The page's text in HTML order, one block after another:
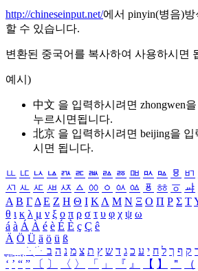
http://chineseinput.net/에서 pinyin(병음)
할 수 있습니다.
변환된 중국어를 복사하여 사용하시면
예시)
中文 을 입력하시려면 zhongwen
누르시면됩니다.
北京 을 입력하시려면 beijing을 입
시면 됩니다.
ㅥ ㅦ ㅧ ㅨ ㅩ ㅪ ㅫ ㅬ ㅭ ㅮ ㅯ ㅰ ㅱ ㅲ
ㅺ ㅻ ㅼ ㅽ ㅾ ㅿ ㆀ ㆁ ㆂ ㆃ ㆄ ㆅ ㆆ ㆇ
Α Β ΓΔ Ε Ζ Η Θ Ι ΚΛ Μ Ν Ξ Ο Π Ρ Σ Τ
θ ι κ λ μ ν ξ ο π ρ σ τ υ φ χ ψ ω
á à Á À é è É È ç Ç ê
Ä Ö Ü ä ö ü ß
ִֶֹ ֻּ ׁׂ ק ף ך ל ח י ע כ ג ד ש ץ ת צ מ נ ה ב
‘ ’ “ ” 〔 〕 〈 〉 「 」 『 』 【 】 ＂ （